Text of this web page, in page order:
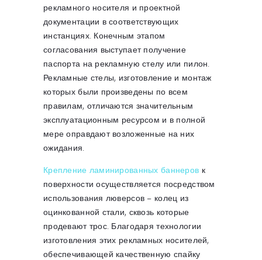
рекламного носителя и проектной
документации в соответствующих
инстанциях. Конечным этапом
согласования выступает получение
паспорта на рекламную стелу или пилон.
Рекламные стелы, изготовление и монтаж
которых были произведены по всем
правилам, отличаются значительным
эксплуатационным ресурсом и в полной
мере оправдают возложенные на них
ожидания.
Крепление ламинированных баннеров к
поверхности осуществляется посредством
использования люверсов – колец из
оцинкованной стали, сквозь которые
продевают трос. Благодаря технологии
изготовления этих рекламных носителей,
обеспечивающей качественную спайку